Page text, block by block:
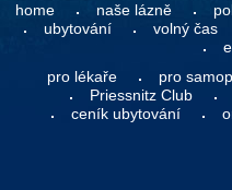
home naše lázně
ubytování
volný čas
pro lékaře
pro
Priessnitz Club
ceník ubytování